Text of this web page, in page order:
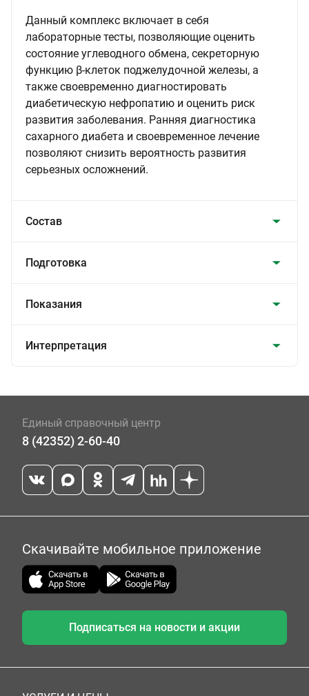
Данный комплекс включает в себя
лабораторные тесты, позволяющие оценить
состояние углеводного обмена, секреторную
функцию β-клеток поджелудочной железы, а
также своевременно диагностировать
диабетическую нефропатию и оценить риск
развития заболевания. Ранняя диагностика
сахарного диабета и своевременное лечение
позволяют снизить вероятность развития
серьезных осложнений.
Состав
Подготовка
Показания
Интерпретация
Единый справочный центр
8 (42352) 2-60-40
Скачивайте мобильное приложение
Подписаться на новости и акции